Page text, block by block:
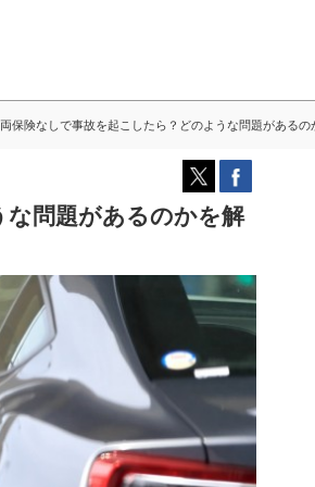
保険なしで事故を起こしたら？どのような問題があるの
問題があるのかを解